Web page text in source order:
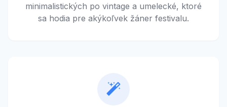
minimalistických po vintage a umelecké, ktoré
sa hodia pre akýkoľvek žáner festivalu.